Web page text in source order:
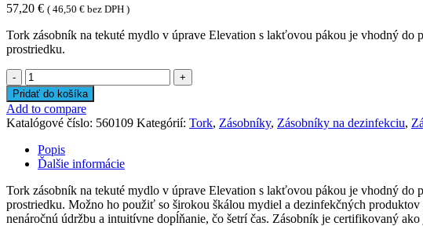
57,20 € ( 46,50 € bez DPH )
Tork zásobník na tekuté mydlo v úprave Elevation s lakťovou pákou je vhodný
prostriedku.
množstvo
Tork
zásobník
na
tekuté
mydlo
Pridať do košíka
Add to compare
Katalógové číslo: 560109 Kategórií: Tork, Zásobníky, Zásobníky na dezinfekciu,
Popis
Ďalšie informácie
Tork zásobník na tekuté mydlo v úprave Elevation s lakťovou pákou je vhodný
prostriedku. Možno ho použiť so širokou škálou mydiel a dezinfekčných
nenáročnú údržbu a intuitívne dopĺňanie, čo šetrí čas. Zásobník je certifikovaný